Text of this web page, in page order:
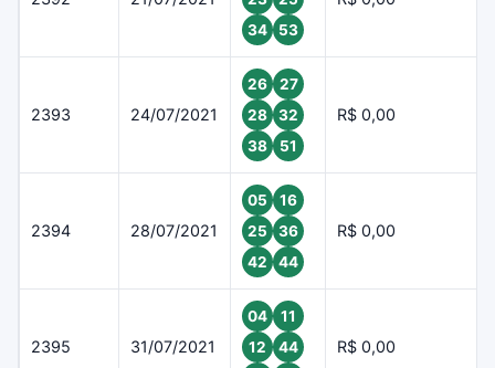
34
53
2393 24/07/2021
26
27
28
32
38
51
R$ 0,00
2394 28/07/2021
05
16
25
36
42
44
R$ 0,00
2395 31/07/2021
04
11
12
44
R$ 0,00